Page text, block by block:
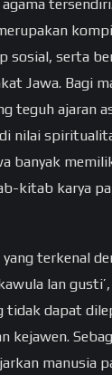
sosial, serta
Jawa. Bagi
teguh ajaran
nilai
banyak
kitab karya
terkenal
lan
tidak dapat
kejawen.
manusia